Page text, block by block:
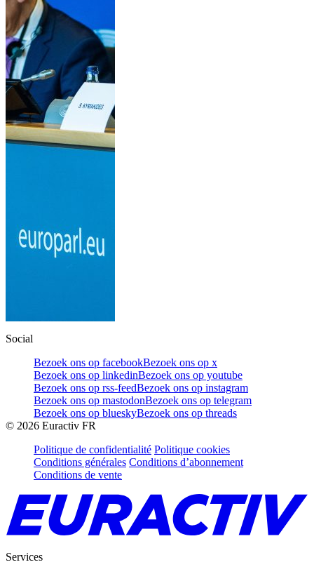
Social
Bezoek ons op facebookBezoek ons op x
Bezoek ons op linkedinBezoek ons op youtube
Bezoek ons op rss-feedBezoek ons op instagram
Bezoek ons op mastodonBezoek ons op telegram
Bezoek ons op blueskyBezoek ons op threads
© 2026 Euractiv FR
Politique de confidentialité Politique cookies
Conditions générales Conditions d’abonnement
Conditions de vente
Services